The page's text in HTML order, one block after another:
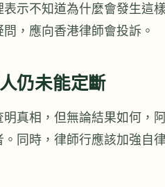
示不知道為什麼會發生這
，應向香港律師會投訴。
仍未能定斷
真相，但無論結果如何，
同時，律師行應該加強自